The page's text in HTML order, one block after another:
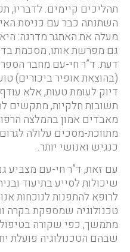
תהליכים קיימים. לדבריו,
השתנתה כבר עם כניסת
מעלה את האתגר מדרגה:
גם מפרשת אותו, מסכמת
דעת. ד”ר חי-עם מחבר
(בהוצאת אופיר ביכורים)
דיוק לעומת טעות, אלא
תשובות חלקיות, מתקשים
מאבדים אמון בהמלצה
כנגיש ואנושי יותר.
שיכולות לסייע בתיעוד
לרופא להתפנות לנוכחות
טכנולוגיה שמספקת בקרה
מתמשך, כפי שקורה
שבהם הטכנולוגיה פועלת